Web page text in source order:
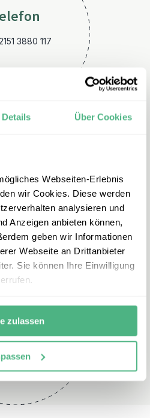
Details Über Cookies
Webseiten-Erlebnis
wir Cookies. Diese werden
analysieren und
Anzeigen anbieten können,
geben wir Informationen
Webseite an Drittanbieter
Sie können Ihre Einwilligung
zulassen
3880 117
Mail
– Freitag:
individueller